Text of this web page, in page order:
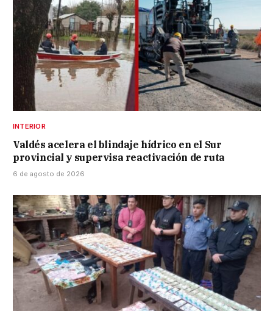
INTERIOR
Valdés acelera el blindaje hídrico en el Sur
provincial y supervisa reactivación de ruta
6 de agosto de 2026